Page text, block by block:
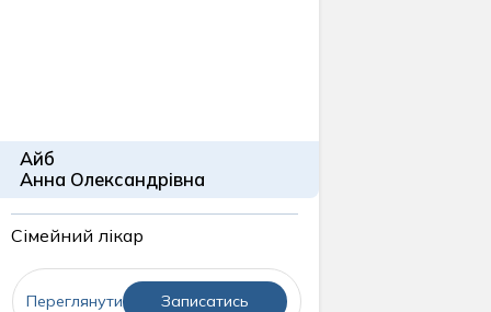
Переглянути Записатись
Айб
Анна Олександрівна
Сімейний лікар